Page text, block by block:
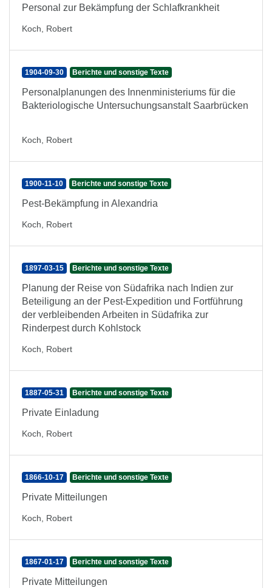
Personal zur Bekämpfung der Schlafkrankheit
Koch, Robert
1904-09-30 Berichte und sonstige Texte
Personalplanungen des Innenministeriums für die
Bakteriologische Untersuchungsanstalt Saarbrücken
Koch, Robert
1900-11-10 Berichte und sonstige Texte
Pest-Bekämpfung in Alexandria
Koch, Robert
1897-03-15 Berichte und sonstige Texte
Planung der Reise von Südafrika nach Indien zur
Beteiligung an der Pest-Expedition und Fortführung
der verbleibenden Arbeiten in Südafrika zur
Rinderpest durch Kohlstock
Koch, Robert
1887-05-31 Berichte und sonstige Texte
Private Einladung
Koch, Robert
1866-10-17 Berichte und sonstige Texte
Private Mitteilungen
Koch, Robert
1867-01-17 Berichte und sonstige Texte
Private Mitteilungen